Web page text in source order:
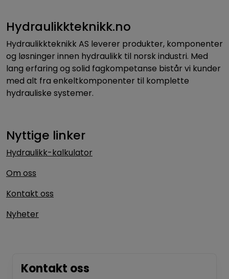
Hydraulikkteknikk.no
Hydraulikkteknikk AS leverer produkter, komponenter
og løsninger innen hydraulikk til norsk industri. Med
lang erfaring og solid fagkompetanse bistår vi kunder
med alt fra enkeltkomponenter til komplette
hydrauliske systemer.
Nyttige linker
Hydraulikk-kalkulator
Om oss
Kontakt oss
Nyheter
Kontakt oss